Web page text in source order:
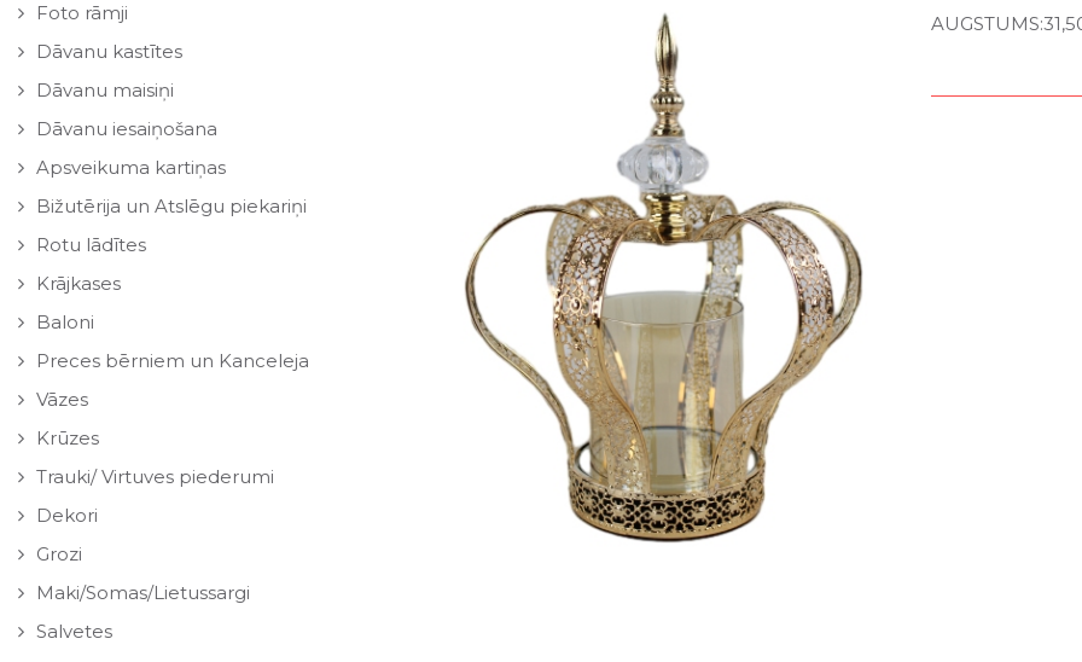
Foto rāmji
Dāvanu kastītes
Dāvanu maisiņi
Dāvanu iesaiņošana
Apsveikuma kartiņas
Bižutērija un Atslēgu piekariņi
Rotu lādītes
Krājkases
Baloni
Preces bērniem un Kanceleja
Vāzes
Krūzes
Trauki/ Virtuves piederumi
Dekori
Grozi
Maki/Somas/Lietussargi
Salvetes